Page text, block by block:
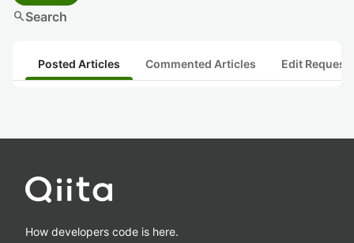
searchSearch
Posted Articles Commented Articles Edit
How developers code is here.